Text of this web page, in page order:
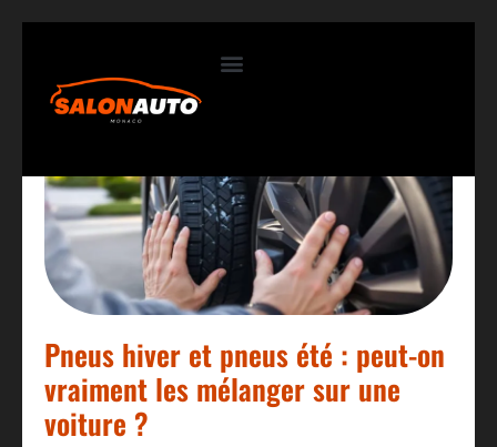
Pneus hiver et pneus été : peut-on
vraiment les mélanger sur une
voiture ?